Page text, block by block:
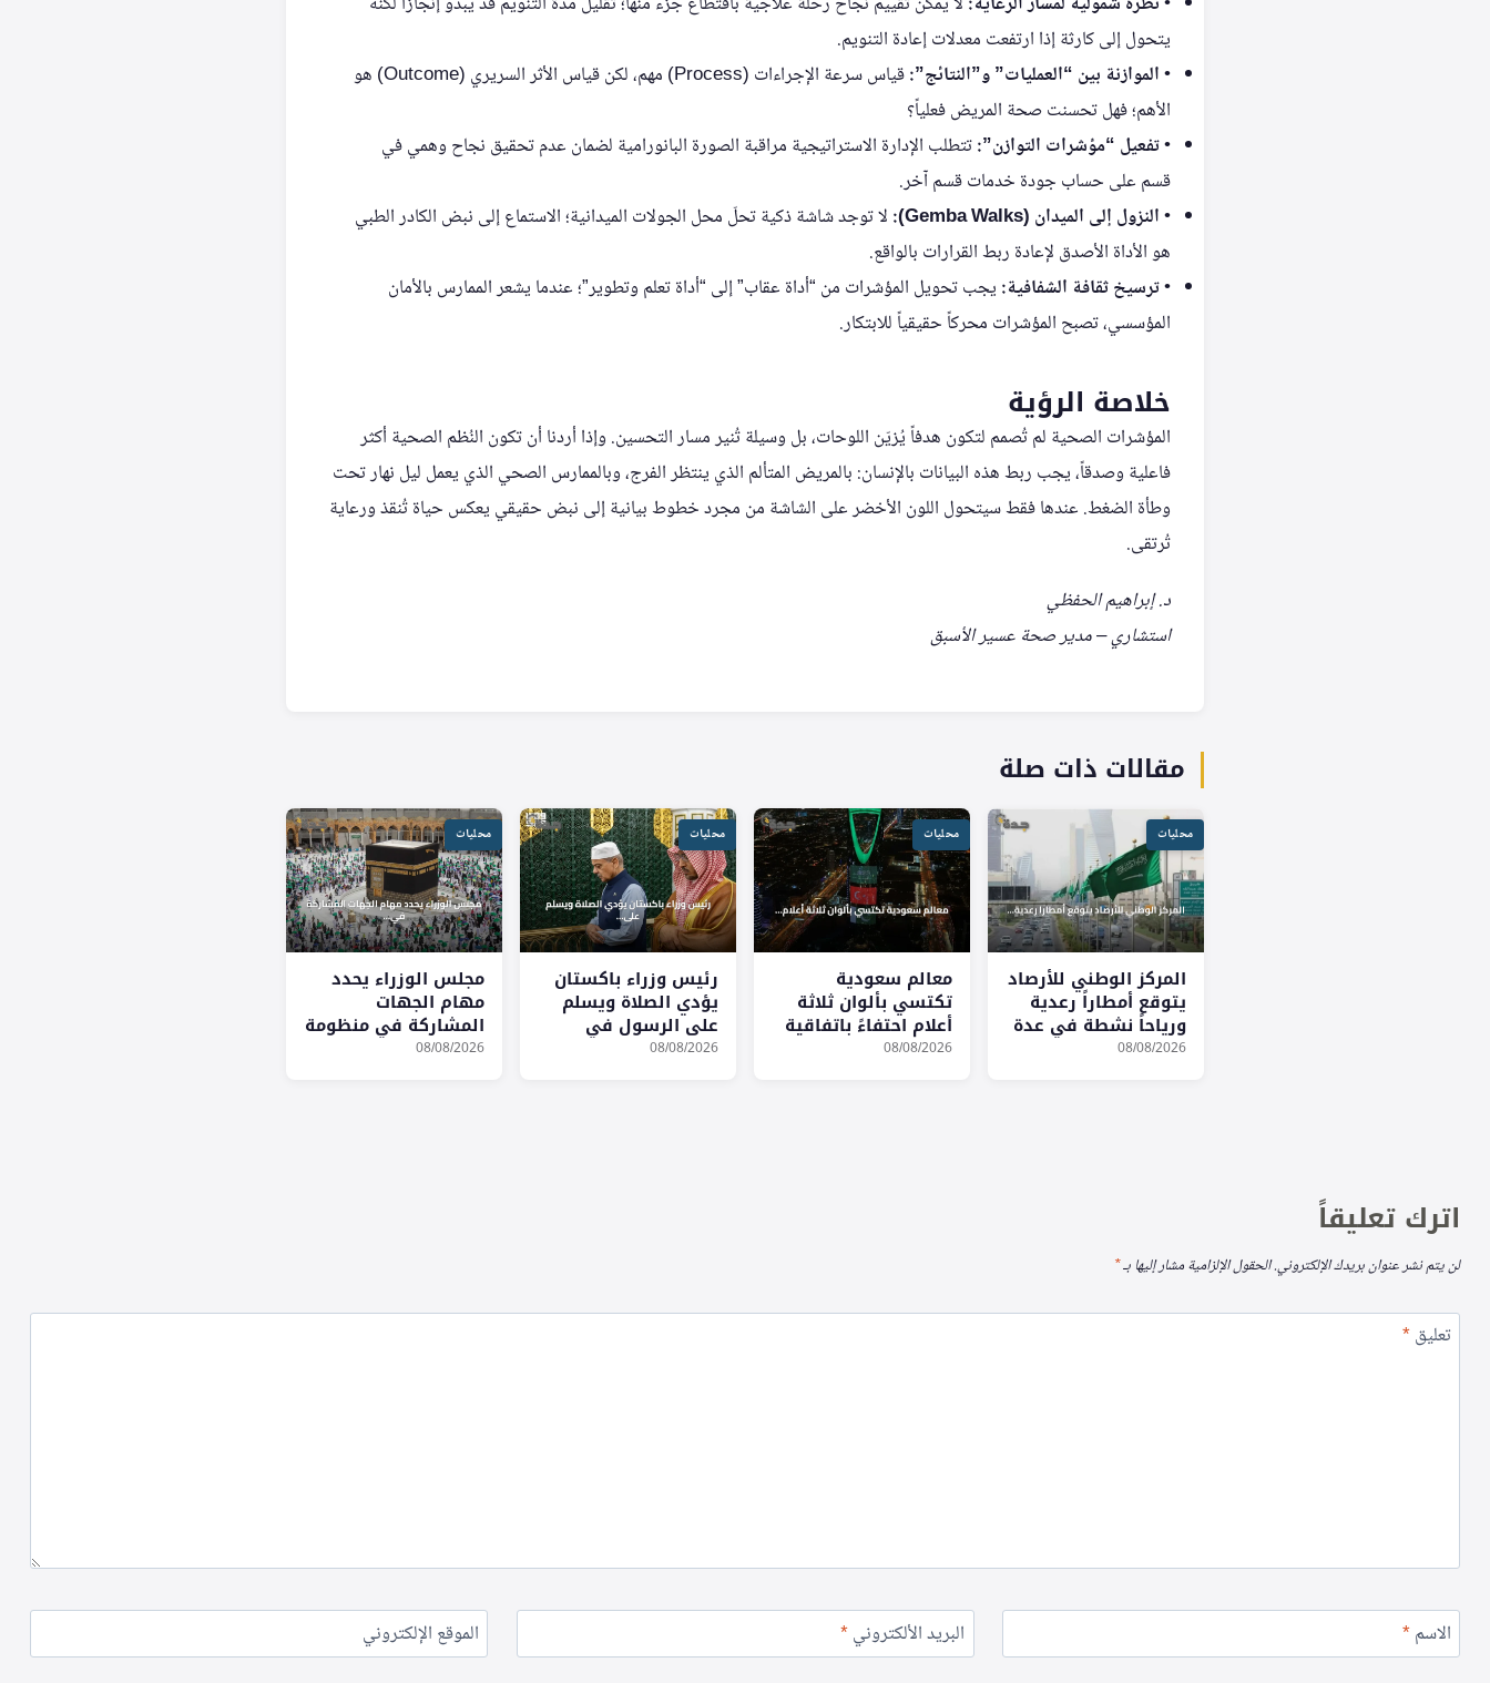
يتحول إلى كارثة إذا ارتفعت معدلات إعادة التنويم.
•الموازنة بين “العمليات” و”النتائج”:
قياس سرعة الإجراءات (Process) مهم، لكن قياس الأثر السريري (Outcome) هو
الأهم؛ فهل تحسنت صحة المريض فعلياً؟
•تفعيل “مؤشرات التوازن”:تتطلب الإدارة الاستراتيجية مراقبة الصورة البانورامية لضمان عدم تحقيق نجاح وهمي في
قسم على حساب جودة خدمات قسم آخر.
•النزول إلى الميدان (Gemba Walks):
لا توجد شاشة ذكية تحلّ محل الجولات الميدانية؛ الاستماع إلى نبض الكادر الطبي
هو الأداة الأصدق لإعادة ربط القرارات بالواقع.
•ترسيخ ثقافة الشفافية: يجب تحويل المؤشرات من “أداة عقاب” إلى “أداة تعلم وتطوير”؛ عندما يشعر الممارس بالأمان
المؤسسي، تصبح المؤشرات محركاً حقيقياً للابتكار.
خلاصة الرؤية
المؤشرات الصحية لم تُصمم لتكون هدفاً يُزيّن اللوحات، بل وسيلة تُنير مسار التحسين. وإذا أردنا أن تكون النُظم الصحية أكثر
فاعلية وصدقاً، يجب ربط هذه البيانات بالإنسان: بالمريض المتألم الذي ينتظر الفرج، وبالممارس الصحي الذي يعمل ليل نهار تحت
وطأة الضغط. عندها فقط سيتحول اللون الأخضر على الشاشة من مجرد خطوط بيانية إلى نبض حقيقي يعكس حياة تُنقذ ورعاية
تُرتقى.
د. إبراهيم الحفظي
استشاري – مدير صحة عسير الأسبق
مقالات ذات صلة
محليات
المركز الوطني للأرصاد
يتوقع أمطاراً رعدية
ورياحاً نشطة في عدة
مناطق السبت
08/08/2026
محليات
معالم سعودية
تكتسي بألوان ثلاثة
أعلام احتفاءً باتفاقية
مكة للدفاع المشترك
08/08/2026
محليات
رئيس وزراء باكستان
يؤدي الصلاة ويسلم
على الرسول في
المسجد النبوي
08/08/2026
محليات
مجلس الوزراء يحدد
مهام الجهات
المشاركة في منظومة
الحج
08/08/2026
اترك تعليقاً
لن يتم نشر عنوان بريدك الإلكتروني.الحقول الإلزامية مشار إليها بـ*
تعليق*
الاسم* البريد الألكتروني* الموقع الإلكتروني